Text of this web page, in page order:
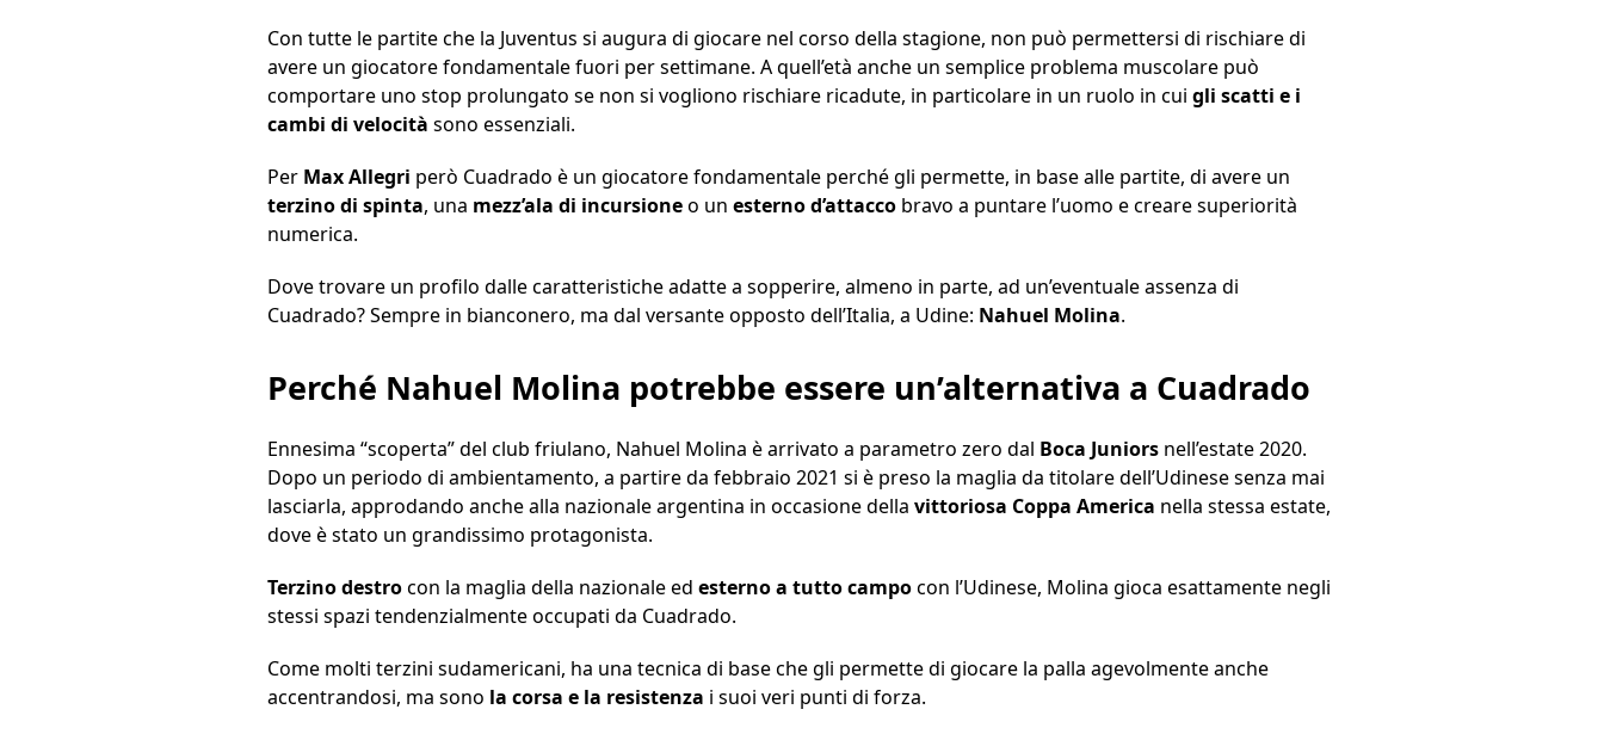
Con tutte le partite che la Juventus si augura di giocare nel corso della stagione, non può permettersi di rischiare di
avere un giocatore fondamentale fuori per settimane. A quell’età anche un semplice problema muscolare può
comportare uno stop prolungato se non si vogliono rischiare ricadute, in particolare in un ruolo in cui gli scatti e i
cambi di velocità sono essenziali.
Per Max Allegri però Cuadrado è un giocatore fondamentale perché gli permette, in base alle partite, di avere un
terzino di spinta, una mezz’ala di incursioneo un esterno d’attacco bravo a puntare l’uomo e creare superiorità
numerica.
Dove trovare un profilo dalle caratteristiche adatte a sopperire, almeno in parte, ad un’eventuale assenza di
Cuadrado? Sempre in bianconero, ma dal versante opposto dell’Italia, a Udine: Nahuel Molina.
Perché Nahuel Molina potrebbe essere un’alternativa a Cuadrado
Ennesima “scoperta” del club friulano, Nahuel Molina è arrivato a parametro zero dal Boca Juniors nell’estate 2020.
Dopo un periodo di ambientamento, a partire da febbraio 2021 si è preso la maglia da titolare dell’Udinese senza mai
lasciarla, approdando anche alla nazionale argentina in occasione della vittoriosa Coppa America nella stessa estate,
dove è stato un grandissimo protagonista.
Terzino destrocon la maglia della nazionale ed esterno a tutto campocon l’Udinese, Molina gioca esattamente negli
stessi spazi tendenzialmente occupati da Cuadrado.
Come molti terzini sudamericani, ha una tecnica di base che gli permette di giocare la palla agevolmente anche
accentrandosi, ma sono la corsa e la resistenza i suoi veri punti di forza.